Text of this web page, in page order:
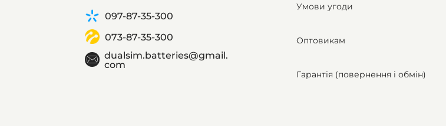
097-87-35-300
073-87-35-300
dualsim.batteries@gmail.
com
Умови угоди
Оптовикам
Гарантія (повернення і обмін)